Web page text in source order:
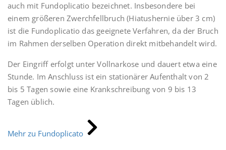
auch mit Fundoplicatio bezeichnet. Insbesondere bei
einem größeren Zwerchfellbruch (Hiatushernie über 3 cm)
ist die Fundoplicatio das geeignete Verfahren, da der Bruch
im Rahmen derselben Operation direkt mitbehandelt wird.
Der Eingriff erfolgt unter Vollnarkose und dauert etwa eine
Stunde. Im Anschluss ist ein stationärer Aufenthalt von 2
bis 5 Tagen sowie eine Krankschreibung von 9 bis 13
Tagen üblich.
Mehr zu Fundoplicato